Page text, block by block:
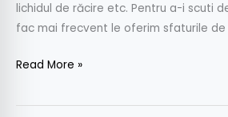
lichidul de răcire etc. Pentru a-i scuti
fac mai frecvent le oferim sfaturile de
Read More »